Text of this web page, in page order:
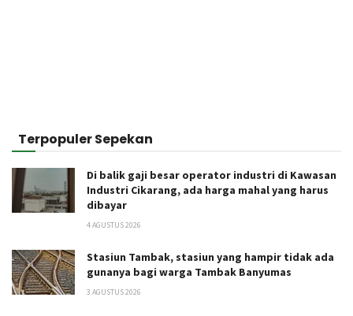
Terpopuler Sepekan
Di balik gaji besar operator industri di Kawasan
Industri Cikarang, ada harga mahal yang harus
dibayar
4 AGUSTUS 2026
Stasiun Tambak, stasiun yang hampir tidak ada
gunanya bagi warga Tambak Banyumas
3 AGUSTUS 2026